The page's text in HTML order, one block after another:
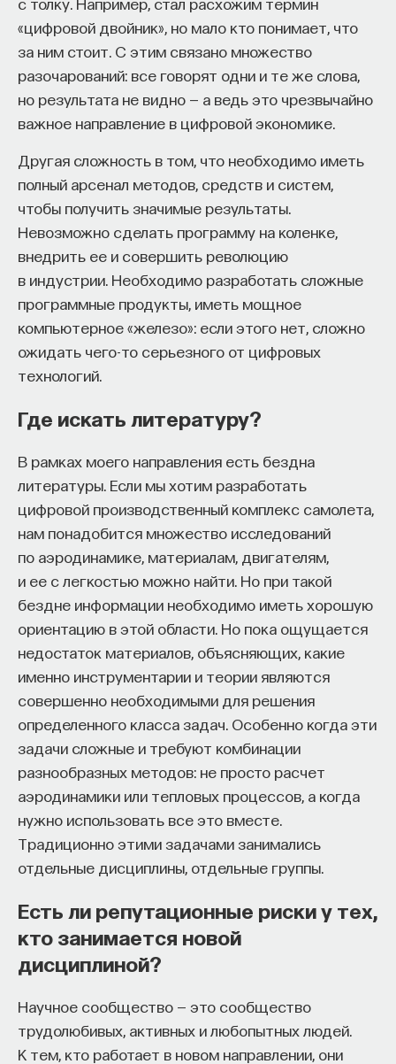
«цифровой двойник», но мало кто понимает, что
за ним стоит. С этим связано множество
разочарований: все говорят одни и те же слова,
но результата не видно — а ведь это чрезвычайно
важное направление в цифровой экономике.
Другая сложность в том, что необходимо иметь
полный арсенал методов, средств и систем,
чтобы получить значимые результаты.
Невозможно сделать программу на коленке,
внедрить ее и совершить революцию
в индустрии. Необходимо разработать сложные
программные продукты, иметь мощное
компьютерное «железо»: если этого нет, сложно
ожидать чего-то серьезного от цифровых
технологий.
Где искать литературу?
В рамках моего направления есть бездна
литературы. Если мы хотим разработать
цифровой производственный комплекс самолета,
нам понадобится множество исследований
по аэродинамике, материалам, двигателям,
и ее с легкостью можно найти. Но при такой
бездне информации необходимо иметь хорошую
ориентацию в этой области. Но пока ощущается
недостаток материалов, объясняющих, какие
именно инструментарии и теории являются
совершенно необходимыми для решения
определенного класса задач. Особенно когда эти
задачи сложные и требуют комбинации
разнообразных методов: не просто расчет
аэродинамики или тепловых процессов, а когда
нужно использовать все это вместе.
Традиционно этими задачами занимались
отдельные дисциплины, отдельные группы.
Есть ли репутационные риски у тех,
кто занимается новой
дисциплиной?
Научное сообщество — это сообщество
трудолюбивых, активных и любопытных людей.
К тем, кто работает в новом направлении, они
НАД МАТЕРИАЛОМ РАБОТАЛИ
Ивар Максутов
издатель, сооснователь Редакционно-
Александр Панчин
Кандидат биологических наук, старший
научный сотрудник Института проблем
передачи информации РАН
Сения Долгачева
редактор ПостНауки
БИОЛОГИЯ
ТЕЛОМЕРЫ ГЕННАЯ ТЕРАПИЯ БЕССМЕРТИЕ
ЕСТЕСТВЕННЫЕ НАУКИ МЫСЛИТЬ КАК УЧЕНЫЙ
Внеси свой вклад в дело
просвещения!